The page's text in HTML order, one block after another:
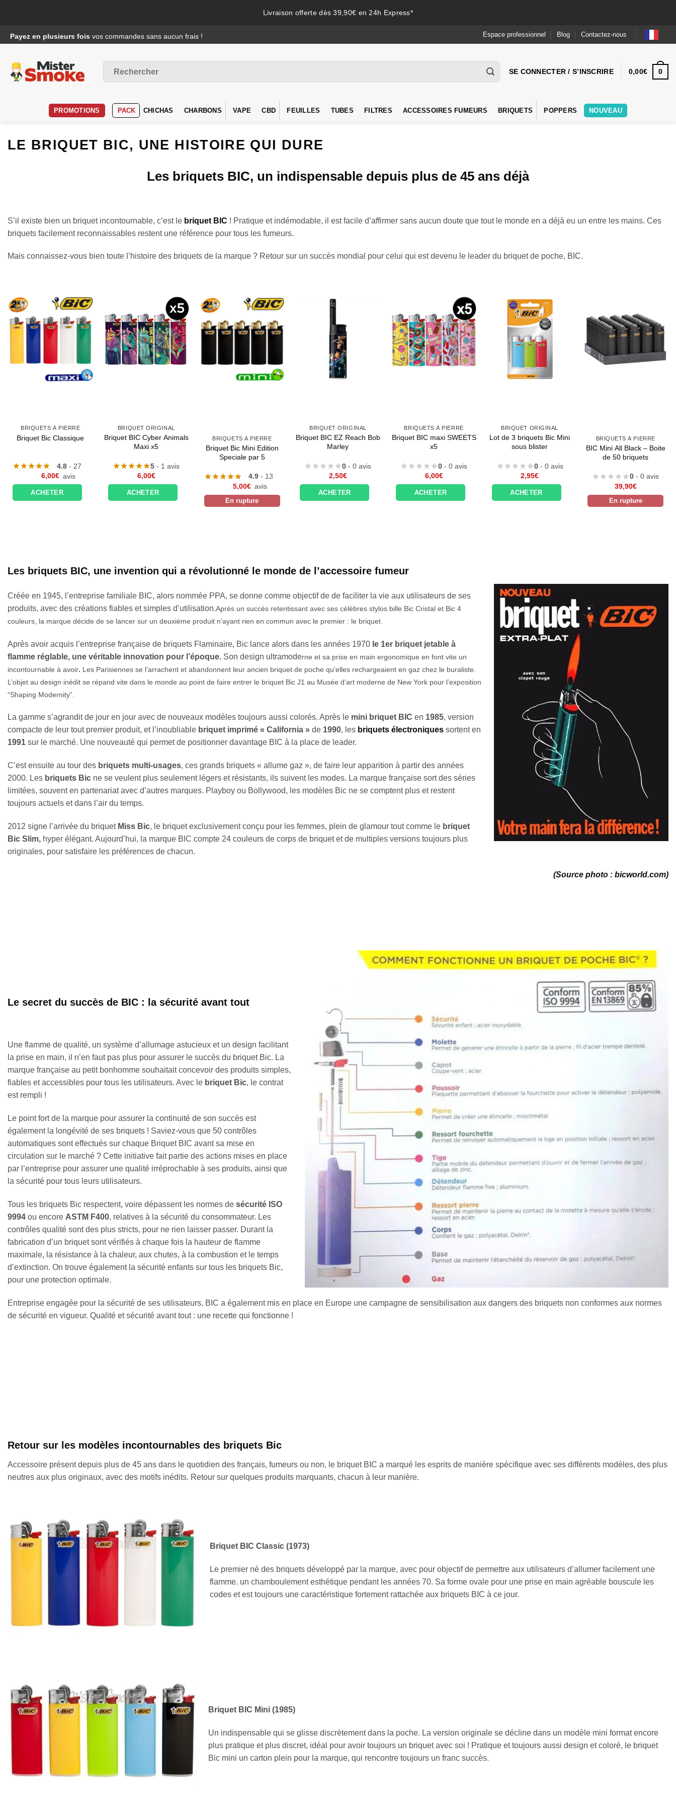
Livraison offerte dès 39,90€ en 24h Express*
au
Payez en plusieurs fois vos commandes sans aucun frais ! Espace professionnel Blog Contactez-nous
pour :
SE CONNECTER / S’INSCRIRE 0,00€ 0
PROMOTIONS PACK CHICHAS CHARBONS VAPE CBD FEUILLES TUBES FILTRES ACCESSOIRES FUMEURS BRIQUETS POPPERS NOUVEAU
LE BRIQUET BIC, UNE HISTOIRE QUI DURE
Les briquets BIC, un indispensable depuis plus de 45 ans déjà
S’il existe bien un briquet incontournable, c’est le briquet BIC ! Pratique et indémodable, il est facile d’affirmer sans aucun doute que tout le monde en a déjà eu un entre les mains. Ces
briquets facilement reconnaissables restent une référence pour tous les fumeurs.
Mais connaissez-vous bien toute l’histoire des briquets de la marque ? Retour sur un succès mondial pour celui qui est devenu le leader du briquet de poche, BIC.
À PIERRE
Classique
4.8- 27
BRIQUET ORIGINAL
Briquet BIC Cyber Animals
- 1 avis
BRIQUETS À PIERRE
Briquet Bic Mini Edition
Speciale par 5
4.9- 13
BRIQUET ORIGINAL
Briquet BIC EZ Reach Bob
- 0 avis
BRIQUETS À PIERRE
Briquet BIC maxi SWEETS
- 0 avis
BRIQUET ORIGINAL
Lot de 3 briquets Bic Mini
- 0 avis
BRIQUETS À PIERRE
BIC Mini All Black – Boite
de 50 briquets
- 0 avis
Briquets
Collection
Les briquets BIC, une invention qui a révolutionné le monde de l’accessoire fumeur
Créée en 1945, l’entreprise familiale BIC, alors nommée PPA, se donne comme objectif de de faciliter la vie aux utilisateurs de ses
produits, avec des créations fiables et simples d’utilisation.Après un succès retentissant avec ses célèbres stylos bille Bic Cristal et Bic 4
couleurs, la marque décide de se lancer sur un deuxième produit n’ayant rien en commun avec le premier : le briquet.
Après avoir acquis l’entreprise française de briquets Flaminaire, Bic lance alors dans les années 1970 le 1er briquet jetable à
flamme réglable, une véritable innovation pour l’époque. Son design ultramoderne et sa prise en main ergonomique en font vite un
incontournable à avoir. Les Parisiennes se l’arrachent et abandonnent leur ancien briquet de poche qu’elles rechargeaient en gaz chez le buraliste.
L’objet au design inédit se répand vite dans le monde au point de faire entrer le briquet Bic J1 au Musée d’art moderne de New York pour l’exposition
“Shaping Modernity”.
La gamme s’agrandit de jour en jour avec de nouveaux modèles toujours aussi colorés. Après le mini briquet BIC en 1985, version
compacte de leur tout premier produit, et l’inoubliable briquet imprimé « California » de 1990, les briquets électroniques sortent en
1991 sur le marché. Une nouveauté qui permet de positionner davantage BIC à la place de leader.
C’est ensuite au tour des briquets multi-usages, ces grands briquets « allume gaz », de faire leur apparition à partir des années
2000. Les briquets Bic ne se veulent plus seulement légers et résistants, ils suivent les modes. La marque française sort des séries
limitées, souvent en partenariat avec d’autres marques. Playboy ou Bollywood, les modèles Bic ne se comptent plus et restent
toujours actuels et dans l’air du temps.
2012 signe l’arrivée du briquet Miss Bic, le briquet exclusivement conçu pour les femmes, plein de glamour tout comme le briquet
Bic Slim, hyper élégant. Aujourd’hui, la marque BIC compte 24 couleurs de corps de briquet et de multiples versions toujours plus
originales, pour satisfaire les préférences de chacun.
(Source photo : bicworld.com)
Le secret du succès de BIC : la sécurité avant tout
Une flamme de qualité, un système d’allumage astucieux et un design facilitant
la prise en main, il n’en faut pas plus pour assurer le succès du briquet Bic. La
marque française au petit bonhomme souhaitait concevoir des produits simples,
fiables et accessibles pour tous les utilisateurs. Avec le briquet Bic, le contrat
est rempli !
Le point fort de la marque pour assurer la continuité de son succès est
également la longévité de ses briquets ! Saviez-vous que 50 contrôles
automatiques sont effectués sur chaque Briquet BIC avant sa mise en
circulation sur le marché ? Cette initiative fait partie des actions mises en place
par l’entreprise pour assurer une qualité irréprochable à ses produits, ainsi que
la sécurité pour tous leurs utilisateurs.
Tous les briquets Bic respectent, voire dépassent les normes de sécurité ISO
9994 ou encore ASTM F400, relatives à la sécurité du consommateur. Les
contrôles qualité sont des plus stricts, pour ne rien laisser passer. Durant la
fabrication d’un briquet sont vérifiés à chaque fois la hauteur de flamme
maximale, la résistance à la chaleur, aux chutes, à la combustion et le temps
d’extinction. On trouve également la sécurité enfants sur tous les briquets Bic,
pour une protection optimale.
Entreprise engagée pour la sécurité de ses utilisateurs, BIC a également mis en place en Europe une campagne de sensibilisation aux dangers des briquets non conformes aux normes
de sécurité en vigueur. Qualité et sécurité avant tout : une recette qui fonctionne !
Retour sur les modèles incontournables des briquets Bic
Accessoire présent depuis plus de 45 ans dans le quotidien des français, fumeurs ou non, le briquet BIC a marqué les esprits de manière spécifique avec ses différents modèles, des plus
neutres aux plus originaux, avec des motifs inédits. Retour sur quelques produits marquants, chacun à leur manière.
Briquet BIC Classic (1973)
Le premier né des briquets développé par la marque, avec pour objectif de permettre aux utilisateurs d’allumer facilement une
flamme. un chamboulement esthétique pendant les années 70. Sa forme ovale pour une prise en main agréable bouscule les
codes et est toujours une caractéristique fortement rattachée aux briquets BIC à ce jour.
Briquet BIC Mini (1985)
Un indispensable qui se glisse discrètement dans la poche. La version originale se décline dans un modèle mini format encore
plus pratique et plus discret, idéal pour avoir toujours un briquet avec soi ! Pratique et toujours aussi design et coloré, le briquet
Bic mini un carton plein pour la marque, qui rencontre toujours un franc succès.